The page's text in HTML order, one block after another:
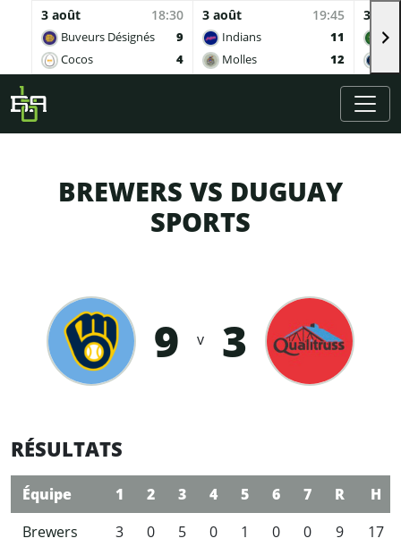
3 août 18:30
Buveurs Désignés
9
Cocos
4
3 août 19:45
Indians
11
Molles
12
3
Skip to main content
BREWERS VS DUGUAY
SPORTS
9 v 3
RÉSULTATS
Équipe 1 2 3 4 5 6 7 R
H
Brewers
3 0 5 0 1 0 0 9
17